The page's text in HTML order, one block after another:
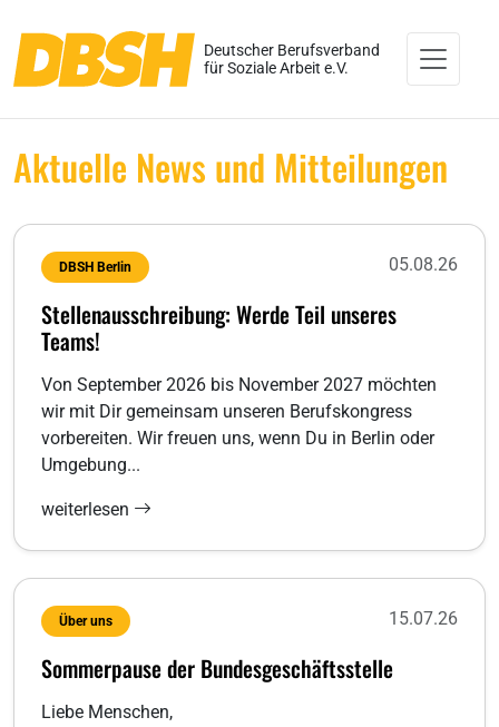
Deutscher Berufsverband
für Soziale Arbeit e.V.
Aktuelle News und Mitteilungen
DBSH Berlin 05.08.26
Stellenausschreibung: Werde Teil unseres
Teams!
Von September 2026 bis November 2027 möchten
wir mit Dir gemeinsam unseren Berufskongress
vorbereiten. Wir freuen uns, wenn Du in Berlin oder
Umgebung...
weiterlesen
Über uns 15.07.26
Sommerpause der Bundesgeschäftsstelle
Liebe Menschen,